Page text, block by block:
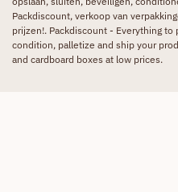
Packdiscount, verkoop van
prijzen!. Packdiscount - Everything
condition, palletize and ship your
and cardboard boxes at low prices.